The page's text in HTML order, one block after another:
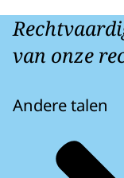
van onze
Andere talen